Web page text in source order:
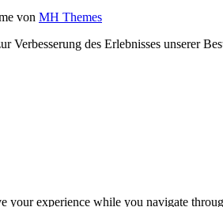
von MH Themes
Verbesserung des Erlebnisses unserer
your experience while you navigate